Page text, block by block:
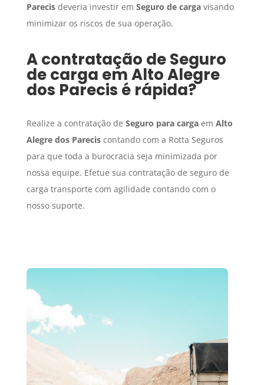
Parecisdeveria investir em Seguro de cargavisando
minimizar os riscos de sua operação.
A contratação deSeguro
de carga emAlto Alegre
dos Parecis é rápida?
Realize a contratação de Seguro para cargaem Alto
Alegre dos Pareciscontando com a Rotta Seguros
para que toda a burocracia seja minimizada por
nossa equipe. Efetue sua contratação de seguro de
carga transporte com agilidade contando com o
nosso suporte.